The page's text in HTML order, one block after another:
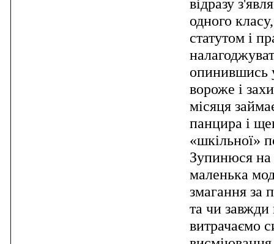
відразу
одного
статутом і
опинившись
вороже і
місяця
панцира і
«шкільної»
Зупинюся
маленька
змагання за
та чи завжди
витрачаємо